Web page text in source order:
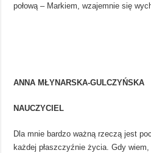
połową – Markiem, wzajemnie się
ANNA MŁYNARSKA-GULCZYŃSKA
NAUCZYCIEL
Dla mnie bardzo ważną rzeczą jest
każdej płaszczyźnie życia. Gdy